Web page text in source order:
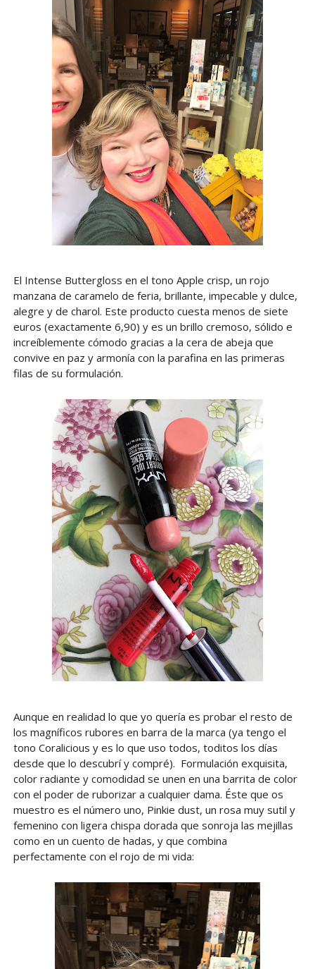
El Intense Buttergloss en el tono Apple crisp, un rojo
manzana de caramelo de feria, brillante, impecable y dulce,
alegre y de charol. Este producto cuesta menos de siete
euros (exactamente 6,90) y es un brillo cremoso, sólido e
increíblemente cómodo gracias a la cera de abeja que
convive en paz y armonía con la parafina en las primeras
filas de su formulación.
Aunque en realidad lo que yo quería es probar el resto de
los magníficos rubores en barra de la marca (ya tengo el
tono Coralicious y es lo que uso todos, toditos los días
desde que lo descubrí y compré). Formulación exquisita,
color radiante y comodidad se unen en una barrita de color
con el poder de ruborizar a cualquier dama. Éste que os
muestro es el número uno, Pinkie dust, un rosa muy sutil y
femenino con ligera chispa dorada que sonroja las mejillas
como en un cuento de hadas, y que combina
perfectamente con el rojo de mi vida: